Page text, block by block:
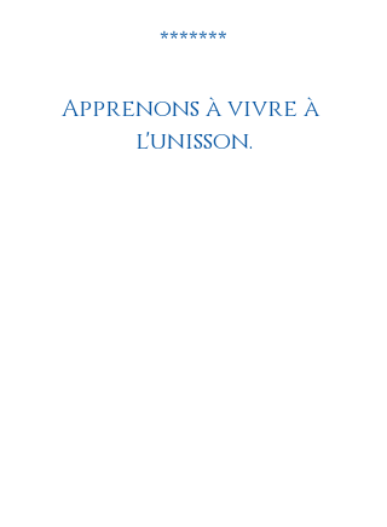
*******
Apprenons à vivre à
l'unisson.